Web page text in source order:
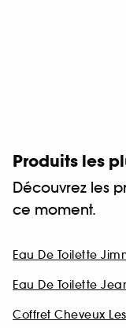
Produits les
Découvrez les
ce moment.
Eau De Toilette
Eau De Toilette
Coffret Cheveux